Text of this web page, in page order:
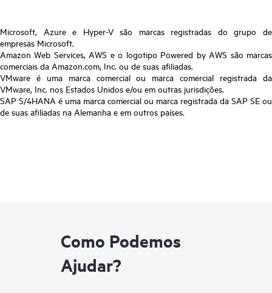
Microsoft, Azure e Hyper-V são marcas registradas do grupo de
empresas Microsoft.
Amazon Web Services, AWS e o logotipo Powered by AWS são marcas
comerciais da Amazon.com, Inc. ou de suas afiliadas.
VMware é uma marca comercial ou marca comercial registrada da
VMware, Inc. nos Estados Unidos e/ou em outras jurisdições.
SAP S/4HANA é uma marca comercial ou marca registrada da SAP SE ou
de suas afiliadas na Alemanha e em outros países.
Como Podemos
Ajudar?